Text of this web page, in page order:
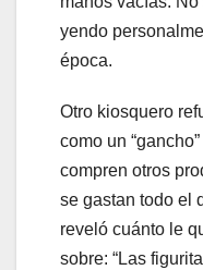
yendo
época.
Otro kiosquero
como un
compren otros
se gastan todo el
reveló cuánto le
sobre: “Las